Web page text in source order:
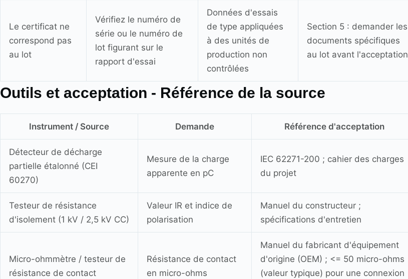
Le certificat ne
correspond pas
au lot
Vérifiez le numéro de
série ou le numéro de
lot figurant sur le
rapport d'essai
Données d'essais
de type appliquées
à des unités de
production non
contrôlées
Section 5 : demander les
documents spécifiques
au lot avant l'acceptation
Outils et acceptation - Référence de la source
Instrument / Source Demande Référence d'acceptation
Détecteur de décharge
partielle étalonné (CEI
60270)
Mesure de la charge
apparente en pC
IEC 62271-200 ; cahier des charges
du projet
Testeur de résistance
d'isolement (1 kV / 2,5 kV CC)
Valeur IR et indice de
polarisation
Manuel du constructeur ;
spécifications d'entretien
Micro-ohmmètre / testeur de
résistance de contact
Résistance de contact
en micro-ohms
Manuel du fabricant d'équipement
d'origine (OEM) ; <= 50 micro-ohms
(valeur typique) pour une connexion